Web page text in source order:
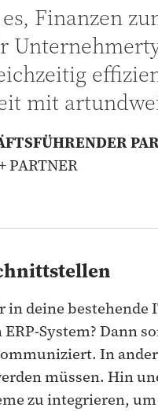
Finanzen
mit
PARTNER
deine bestehende
System? Dann
In
müssen. Hin
zu integrieren,